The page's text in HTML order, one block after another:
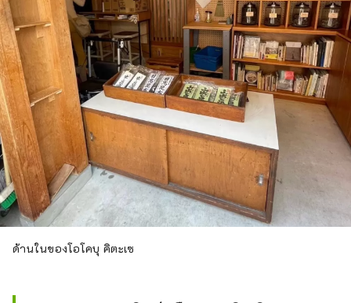
ด้านในของโอโคบุ คิตะเซ